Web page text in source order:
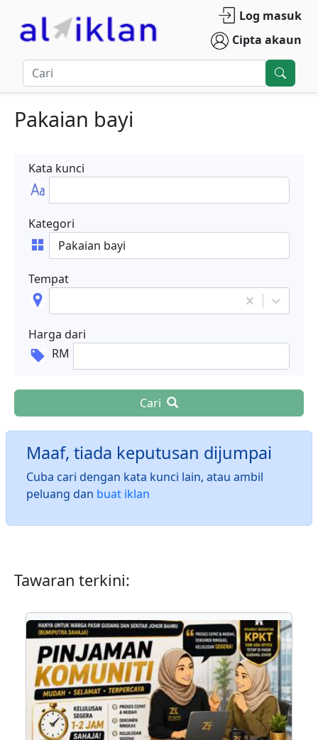
Log masuk
Cipta akaun
Pakaian bayi
Kata kunci
Kategori
Tempat
Harga dari
RM
Cari
Maaf, tiada keputusan dijumpai
Cuba cari dengan kata kunci lain, atau ambil
peluang dan buat iklan
Tawaran terkini: